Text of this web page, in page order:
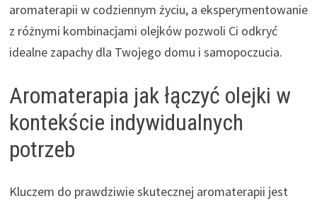
aromaterapii w codziennym życiu, a eksperymentowanie
z różnymi kombinacjami olejków pozwoli Ci odkryć
idealne zapachy dla Twojego domu i samopoczucia.
Aromaterapia jak łączyć olejki w
kontekście indywidualnych
potrzeb
Kluczem do prawdziwie skutecznej aromaterapii jest